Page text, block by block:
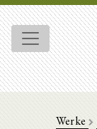
Werke